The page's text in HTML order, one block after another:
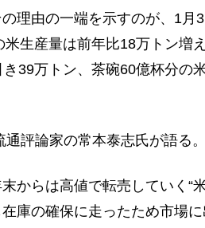
理由の一端を示すのが、1月
生産量は前年比18万トン増
39万トン、茶碗60億杯分の
評論家の常本泰志氏が語る。
からは高値で転売していく“
庫の確保に走ったため市場に